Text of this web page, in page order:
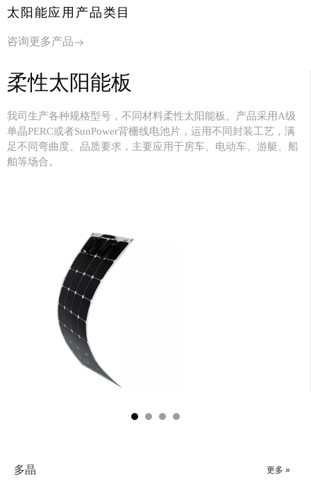
金外壳，三安高亮灯珠，满足庭院，车库走廊等小区域小照明需
其他产品
了解更多
太阳能应用产品类目
咨询更多产品
柔性太阳能板
我司生产各种规格型号，不同材料柔性太阳能板。产品采用A级
单晶PERC或者SunPower背栅线电池片，运用不同封装工艺，满
足不同弯曲度、品质要求，主要应用于房车、电动车、游艇、船
舶等场合。
多晶 更多 »